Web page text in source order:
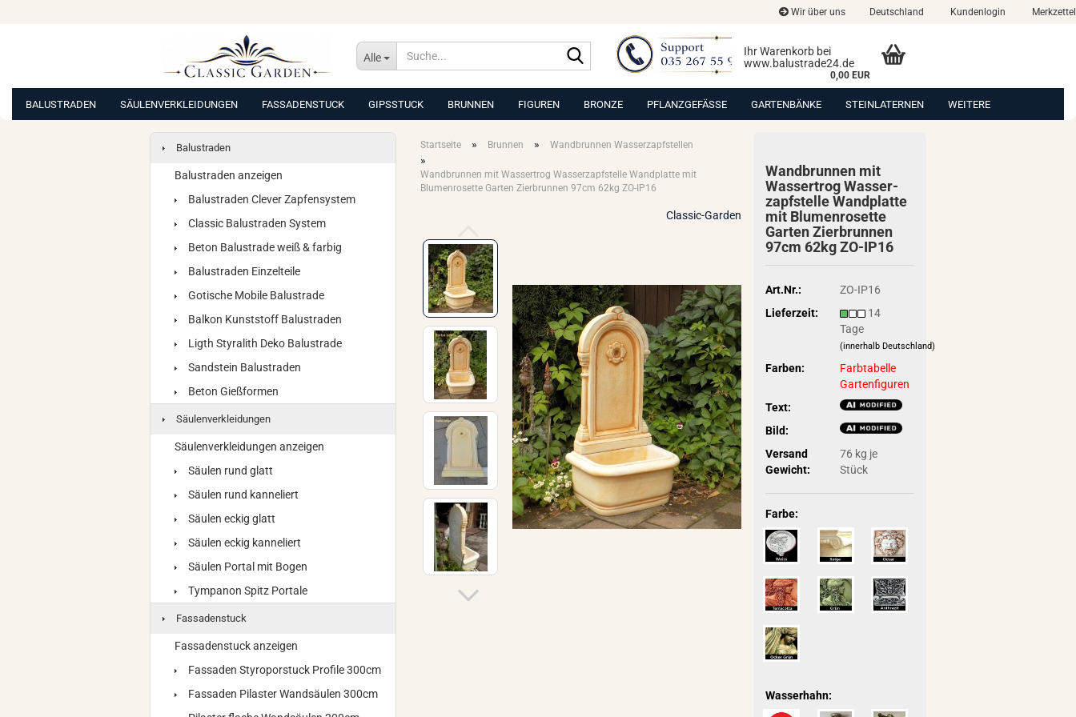
Wir über uns Deutschland Kundenlogin Merkzettel
Alle
Suche...
Ihr Warenkorb bei
www.balustrade24.de
0,00 EUR
BALUSTRADEN SÄULENVERKLEIDUNGEN FASSADENSTUCK GIPSSTUCK BRUNNEN FIGUREN BRONZE PFLANZGEFÄSSE GARTENBÄNKE STEINLATERNEN WEITERE
Startseite » Brunnen » Wandbrunnen Wasserzapfstellen
»
Wandbrunnen mit Wassertrog Wasserzapfstelle Wandplatte mit
Blumenrosette Garten Zierbrunnen 97cm 62kg ZO-IP16
Classic-Garden
Wand­brun­nen mit
Was­ser­trog Was­ser­
zapf­stel­le Wand­plat­te
mit Blu­men­ro­set­te
Gar­ten Zier­brun­nen
97cm 62kg ZO-​IP16
Art.Nr.:
ZO-IP16
Lieferzeit:
14
Tage
(innerhalb Deutschland)
Farben:
Farbtabelle
Gartenfiguren
Text:
Bild:
Versand
Gewicht:
76 kg je
Stück
Farbe:
Wasserhahn:
Balustraden
Balustraden anzeigen
Balustraden Clever Zapfensystem
Classic Balustraden System
Beton Balustrade weiß & farbig
Balustraden Einzelteile
Gotische Mobile Balustrade
Balkon Kunststoff Balustraden
Ligth Styralith Deko Balustrade
Sandstein Balustraden
Beton Gießformen
Säulenverkleidungen
Säulenverkleidungen anzeigen
Säulen rund glatt
Säulen rund kanneliert
Säulen eckig glatt
Säulen eckig kanneliert
Säulen Portal mit Bogen
Tympanon Spitz Portale
Fassadenstuck
Fassadenstuck anzeigen
Fassaden Styroporstuck Profile 300cm
Fassaden Pilaster Wandsäulen 300cm